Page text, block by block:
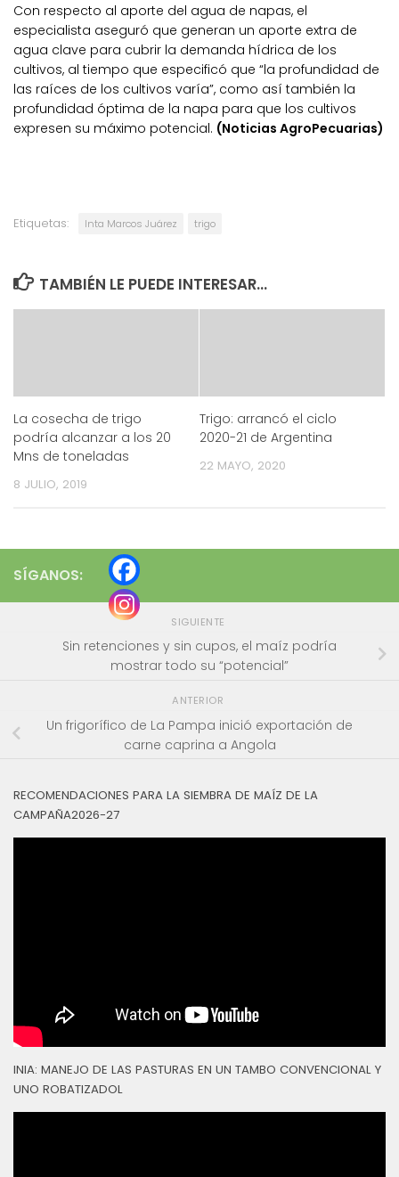
Con respecto al aporte del agua de napas, el
especialista aseguró que generan un aporte extra de
agua clave para cubrir la demanda hídrica de los
cultivos, al tiempo que especificó que “la profundidad de
las raíces de los cultivos varía”, como así también la
profundidad óptima de la napa para que los cultivos
expresen su máximo potencial. (Noticias AgroPecuarias)
Etiquetas: Inta Marcos Juárez trigo
TAMBIÉN LE PUEDE INTERESAR...
La cosecha de trigo
podría alcanzar a los 20
Mns de toneladas
8 JULIO, 2019
Trigo: arrancó el ciclo
2020-21 de Argentina
22 MAYO, 2020
SÍGANOS:
SIGUIENTE
Sin retenciones y sin cupos, el maíz podría
mostrar todo su “potencial”
ANTERIOR
Un frigorífico de La Pampa inició exportación de
carne caprina a Angola
RECOMENDACIONES PARA LA SIEMBRA DE MAÍZ DE LA
CAMPAÑA2026-27
INIA: MANEJO DE LAS PASTURAS EN UN TAMBO CONVENCIONAL Y
UNO ROBATIZADOL